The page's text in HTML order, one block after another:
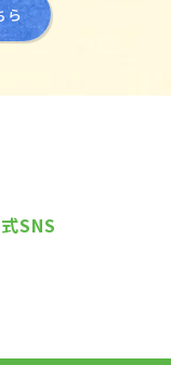
ら
SNS